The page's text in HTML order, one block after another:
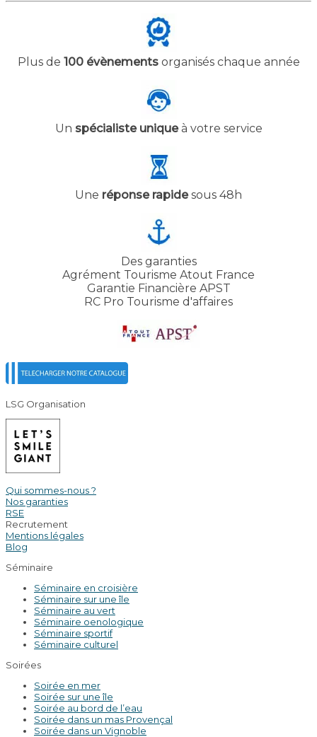
Plus de 100 évènementsorganisés chaque année
Un spécialiste uniqueà votre service
Une réponse rapidesous 48h
Des garanties
Agrément Tourisme Atout France
Garantie Financière APST
RC Pro Tourisme d'affaires
LSG Organisation
Qui sommes-nous ?
Nos garanties
RSE
Recrutement
Mentions légales
Blog
Séminaire
Séminaire en croisière
Séminaire sur une île
Séminaire au vert
Séminaire oenologique
Séminaire sportif
Séminaire culturel
Soirées
Soirée en mer
Soirée sur une île
Soirée au bord de l’eau
Soirée dans un mas Provençal
Soirée dans un Vignoble